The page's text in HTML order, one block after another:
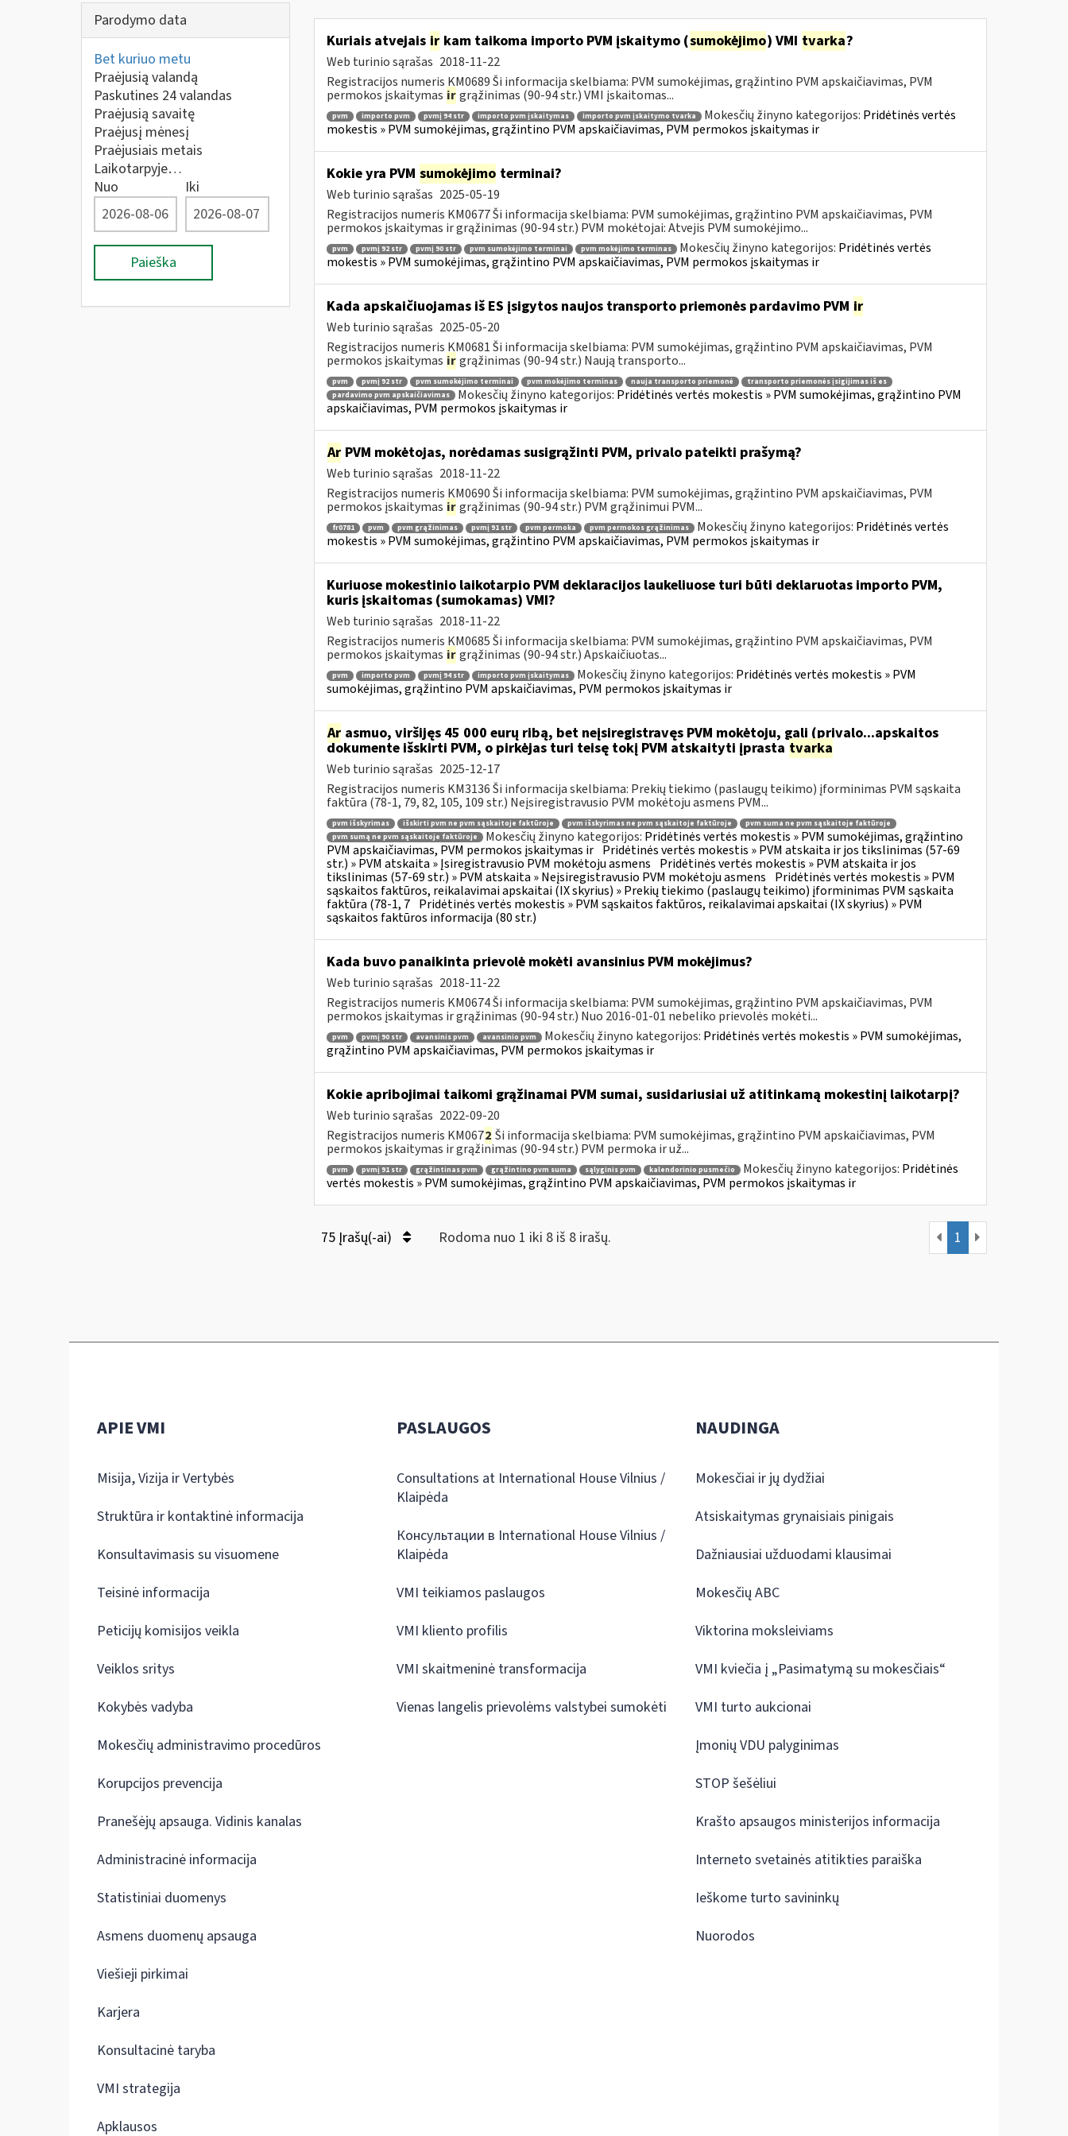
Parodymo data
Bet kuriuo metu
Praėjusią valandą
Paskutines 24 valandas
Praėjusią savaitę
Praėjusį mėnesį
Praėjusiais metais
Laikotarpyje…
Nuo
Iki
Paieška
Kuriais atvejais irkam taikoma importo PVM įskaitymo (sumokėjimo) VMI tvarka?
Web turinio sąrašas 2018-11-22
Registracijos numeris KM0689 Ši informacija skelbiama: PVM sumokėjimas, grąžintino PVM apskaičiavimas, PVM
permokos įskaitymas ir grąžinimas (90-94 str.) VMI įskaitomas...
pvm importo pvm pvmį 94 str importo pvm įskaitymas importo pvm įskaitymo tvarka Mokesčių žinyno kategorijos: Pridėtinės vertės
mokestis » PVM sumokėjimas, grąžintino PVM apskaičiavimas, PVM permokos įskaitymas ir
Kokie yra PVM sumokėjimo terminai?
Web turinio sąrašas 2025-05-19
Registracijos numeris KM0677 Ši informacija skelbiama: PVM sumokėjimas, grąžintino PVM apskaičiavimas, PVM
permokos įskaitymas ir grąžinimas (90-94 str.) PVM mokėtojai: Atvejis PVM sumokėjimo...
pvm pvmį 92 str pvmį 90 str pvm sumokėjimo terminai pvm mokėjimo terminas Mokesčių žinyno kategorijos: Pridėtinės vertės
mokestis » PVM sumokėjimas, grąžintino PVM apskaičiavimas, PVM permokos įskaitymas ir
Kada apskaičiuojamas iš ES įsigytos naujos transporto priemonės pardavimo PVM ir
Web turinio sąrašas 2025-05-20
Registracijos numeris KM0681 Ši informacija skelbiama: PVM sumokėjimas, grąžintino PVM apskaičiavimas, PVM
permokos įskaitymas ir grąžinimas (90-94 str.) Naują transporto...
pvm pvmį 92 str pvm sumokėjimo terminai pvm mokėjimo terminas nauja transporto priemonė
transporto priemonės įsigijimas iš es
pardavimo pvm apskaičiavimas
Mokesčių žinyno kategorijos: Pridėtinės vertės mokestis » PVM sumokėjimas, grąžintino PVM
apskaičiavimas, PVM permokos įskaitymas ir
ArPVM mokėtojas, norėdamas susigrąžinti PVM, privalo pateikti prašymą?
Web turinio sąrašas 2018-11-22
Registracijos numeris KM0690 Ši informacija skelbiama: PVM sumokėjimas, grąžintino PVM apskaičiavimas, PVM
permokos įskaitymas ir grąžinimas (90-94 str.) PVM grąžinimui PVM...
fr0781 pvm pvm grąžinimas pvmį 91 str pvm permoka pvm permokos grąžinimas Mokesčių žinyno kategorijos: Pridėtinės vertės
mokestis » PVM sumokėjimas, grąžintino PVM apskaičiavimas, PVM permokos įskaitymas ir
Kuriuose mokestinio laikotarpio PVM deklaracijos laukeliuose turi būti deklaruotas importo PVM,
kuris įskaitomas (sumokamas) VMI?
Web turinio sąrašas 2018-11-22
Registracijos numeris KM0685 Ši informacija skelbiama: PVM sumokėjimas, grąžintino PVM apskaičiavimas, PVM
permokos įskaitymas ir grąžinimas (90-94 str.) Apskaičiuotas...
pvm importo pvm pvmį 94 str importo pvm įskaitymas Mokesčių žinyno kategorijos: Pridėtinės vertės mokestis » PVM
sumokėjimas, grąžintino PVM apskaičiavimas, PVM permokos įskaitymas ir
Arasmuo, viršijęs 45 000 eurų ribą, bet neįsiregistravęs PVM mokėtoju, gali (privalo...apskaitos
dokumente išskirti PVM, o pirkėjas turi teisę tokį PVM atskaityti įprasta tvarka
Web turinio sąrašas 2025-12-17
Registracijos numeris KM3136 Ši informacija skelbiama: Prekių tiekimo (paslaugų teikimo) įforminimas PVM sąskaita
faktūra (78-1, 79, 82, 105, 109 str.) Neįsiregistravusio PVM mokėtoju asmens PVM...
pvm išskyrimas išskirti pvm ne pvm sąskaitoje faktūroje pvm išskyrimas ne pvm sąskaitoje faktūroje
pvm suma ne pvm sąskaitoje faktūroje
pvm sumą ne pvm sąskaitoje faktūroje
Mokesčių žinyno kategorijos: Pridėtinės vertės mokestis » PVM sumokėjimas, grąžintino
PVM apskaičiavimas, PVM permokos įskaitymas ir Pridėtinės vertės mokestis » PVM atskaita ir jos tikslinimas (57-69
str.) » PVM atskaita » Įsiregistravusio PVM mokėtoju asmens Pridėtinės vertės mokestis » PVM atskaita ir jos
tikslinimas (57-69 str.) » PVM atskaita » Neįsiregistravusio PVM mokėtoju asmens Pridėtinės vertės mokestis » PVM
sąskaitos faktūros, reikalavimai apskaitai (IX skyrius) » Prekių tiekimo (paslaugų teikimo) įforminimas PVM sąskaita
faktūra (78-1, 7 Pridėtinės vertės mokestis » PVM sąskaitos faktūros, reikalavimai apskaitai (IX skyrius) » PVM
sąskaitos faktūros informacija (80 str.)
Kada buvo panaikinta prievolė mokėti avansinius PVM mokėjimus?
Web turinio sąrašas 2018-11-22
Registracijos numeris KM0674 Ši informacija skelbiama: PVM sumokėjimas, grąžintino PVM apskaičiavimas, PVM
permokos įskaitymas ir grąžinimas (90-94 str.) Nuo 2016-01-01 nebeliko prievolės mokėti...
pvm pvmį 90 str avansinis pvm avansinio pvm Mokesčių žinyno kategorijos: Pridėtinės vertės mokestis » PVM sumokėjimas,
grąžintino PVM apskaičiavimas, PVM permokos įskaitymas ir
Kokie apribojimai taikomi grąžinamai PVM sumai, susidariusiai už atitinkamą mokestinį laikotarpį?
Web turinio sąrašas 2022-09-20
Registracijos numeris KM0672 Ši informacija skelbiama: PVM sumokėjimas, grąžintino PVM apskaičiavimas, PVM
permokos įskaitymas ir grąžinimas (90-94 str.) PVM permoka ir už...
pvm pvmį 91 str grąžintinas pvm grąžintino pvm suma sąlyginis pvm kalendorinio pusmečio Mokesčių žinyno kategorijos: Pridėtinės
vertės mokestis » PVM sumokėjimas, grąžintino PVM apskaičiavimas, PVM permokos įskaitymas ir
75 Įrašų(-ai) Rodoma nuo 1 iki 8 iš 8 irašų. 1
APIE VMI
Misija, Vizija ir Vertybės
Struktūra ir kontaktinė informacija
Konsultavimasis su visuomene
Teisinė informacija
Peticijų komisijos veikla
Veiklos sritys
Kokybės vadyba
Mokesčių administravimo procedūros
Korupcijos prevencija
Pranešėjų apsauga. Vidinis kanalas
Administracinė informacija
Statistiniai duomenys
Asmens duomenų apsauga
Viešieji pirkimai
Karjera
Konsultacinė taryba
VMI strategija
Apklausos
PASLAUGOS
Consultations at International House Vilnius /
Klaipėda
Консультации в International House Vilnius /
Klaipėda
VMI teikiamos paslaugos
VMI kliento profilis
VMI skaitmeninė transformacija
Vienas langelis prievolėms valstybei sumokėti
NAUDINGA
Mokesčiai ir jų dydžiai
Atsiskaitymas grynaisiais pinigais
Dažniausiai užduodami klausimai
Mokesčių ABC
Viktorina moksleiviams
VMI kviečia į „Pasimatymą su mokesčiais“
VMI turto aukcionai
Įmonių VDU palyginimas
STOP šešėliui
Krašto apsaugos ministerijos informacija
Interneto svetainės atitikties paraiška
Ieškome turto savininkų
Nuorodos